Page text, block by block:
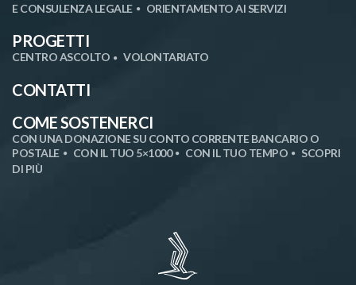
E CONSULENZA LEGALE
ORIENTAMENTO AI SERVIZI
PROGETTI
CENTRO ASCOLTO VOLONTARIATO
CONTATTI
COME SOSTENERCI
CON UNA DONAZIONE SU CONTO CORRENTE BANCARIO O
POSTALE
CON IL TUO 5×1000 CON IL TUO TEMPO
SCOPRI
DI PIÙ